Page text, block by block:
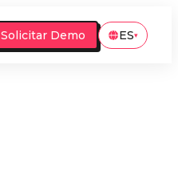
Solicitar Demo ES▾